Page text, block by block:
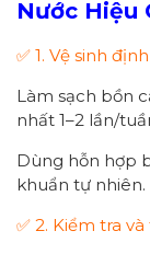
Nước Hiệu
✅ 1. Vệ sinh
Làm sạch bồn
nhất 1–2 lần/
Dùng hỗn hợp
khuẩn tự nhiên.
✅ 2. Kiểm tra